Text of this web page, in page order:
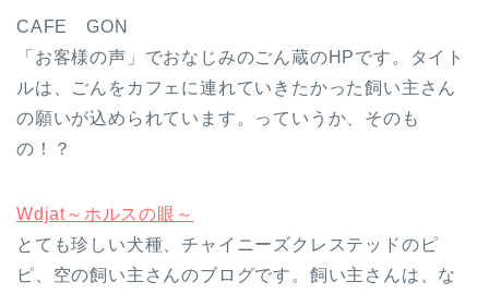
CAFE GON
「お客様の声」でおなじみのごん蔵のHPです。タイト
ルは、ごんをカフェに連れていきたかった飼い主さん
の願いが込められています。っていうか、そのも
の！？
Wdjat～ホルスの眼～
とても珍しい犬種、チャイニーズクレステッドのピ
ピ、空の飼い主さんのブログです。飼い主さんは、な